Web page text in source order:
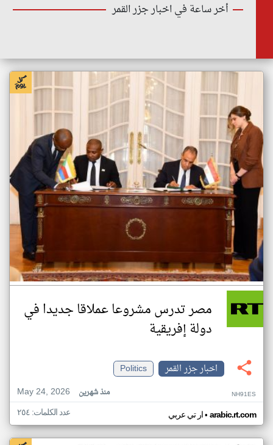
أخر ساعة في اخبار جزر القمر
مصر تدرس مشروعا عملاقا جديدا في
دولة إفريقية
اخبار جزر القمر
Politics
May 24, 2026
منذ شهرين NH91ES
ار تي عربي• arabic.rt.com عدد الكلمات: ٢٥٤